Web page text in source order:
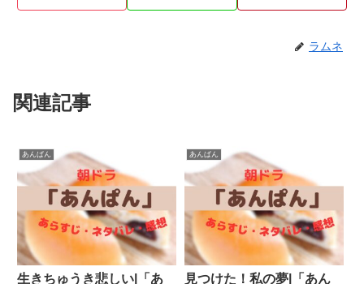
ラムネ
関連記事
あんぱん
生きちゅうき悲しい|「あ
あんぱん
見つけた！私の夢|「あん